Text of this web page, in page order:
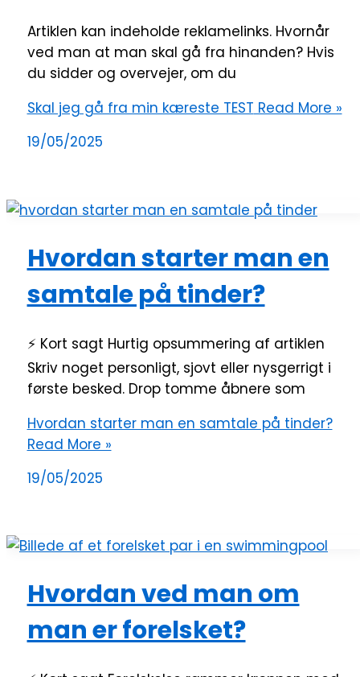
Artiklen kan indeholde reklamelinks. Hvornår
ved man at man skal gå fra hinanden? Hvis
du sidder og overvejer, om du
Skal jeg gå fra min kæreste TEST Read More »
19/05/2025
Hvordan starter man en
samtale på tinder?
⚡ Kort sagt Hurtig opsummering af artiklen
Skriv noget personligt, sjovt eller nysgerrigt i
første besked. Drop tomme åbnere som
Hvordan starter man en samtale på tinder?
Read More »
19/05/2025
Hvordan ved man om
man er forelsket?